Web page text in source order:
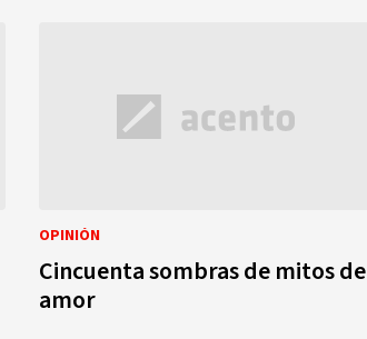
OPINIÓN
Cincuenta sombras de mitos de
amor